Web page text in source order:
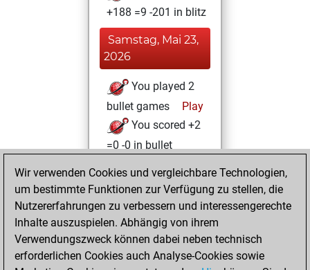
+188 =9 -201 in blitz
Samstag, Mai 23,
2026
You played 2
bullet games
Play
You scored +2
=0 -0 in bullet
Samstag, Mai 9,
2026
You totalled 45
tactics positions
Tactics
You
Wir verwenden Cookies und vergleichbare Technologien,
um bestimmte Funktionen zur Verfügung zu stellen, die
Nutzererfahrungen zu verbessern und interessengerechte
Inhalte auszuspielen. Abhängig von ihrem
Verwendungszweck können dabei neben technisch
erforderlichen Cookies auch Analyse-Cookies sowie